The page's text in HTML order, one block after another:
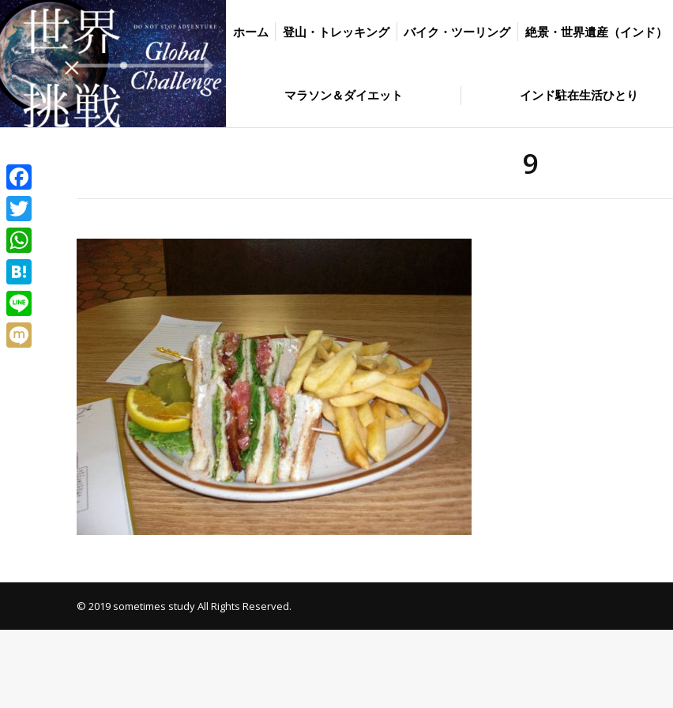
ホーム 登山・トレッキング バイク・ツーリング 絶景・世界遺産（インド）
マラソン＆ダイエット インド駐在生活ひとり
9
© 2019 sometimes study All Rights Reserved.
Facebook
Twitter
WhatsApp
Hatena
Line
ホーム 登山・トレッキング バイク・ツーリング 絶景・世界遺産（インド） ブッダの歩いた道